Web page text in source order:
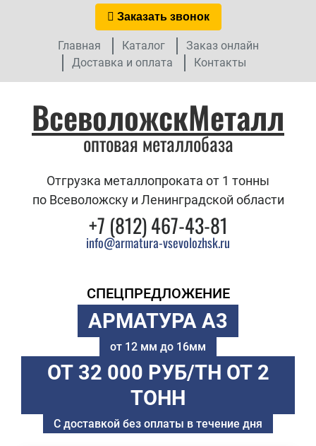
Заказать звонок
Главная Каталог
Заказ онлайн
Доставка и оплата
Контакты
ВсеволожскМеталл
оптовая металлобаза
Отгрузка металлопроката от 1 тонны
по Всеволожску и Ленинградской области
+7 (812) 467-43-81
info@armatura-vsevolozhsk.ru
СПЕЦПРЕДЛОЖЕНИЕ
АРМАТУРА А3
от 12 мм до 16мм
ОТ 32 000 РУБ/ТН ОТ 2
ТОНН
С доставкой без оплаты в течение дня